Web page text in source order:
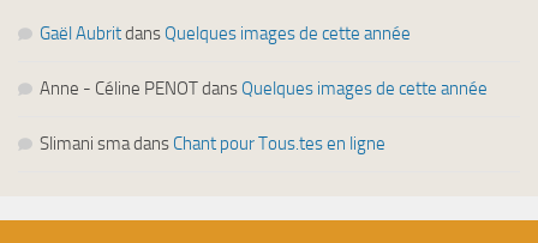
Gaël Aubritdans Quelques images de cette année
Anne - Céline PENOTdans Quelques images de cette année
Slimani smadans Chant pour Tous.tes en ligne